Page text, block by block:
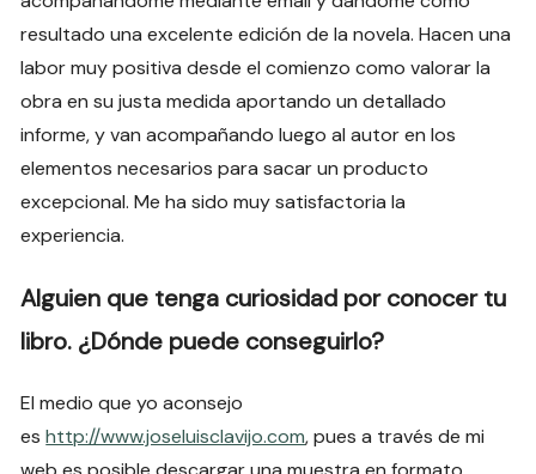
resultado una excelente edición de la novela. Hacen una
labor muy positiva desde el comienzo como valorar la
obra en su justa medida aportando un detallado
informe, y van acompañando luego al autor en los
elementos necesarios para sacar un producto
excepcional. Me ha sido muy satisfactoria la
experiencia.
Alguien que tenga curiosidad por conocer tu
libro. ¿Dónde puede conseguirlo?
El medio que yo aconsejo
eshttp://www.joseluisclavijo.com, pues a través de mi